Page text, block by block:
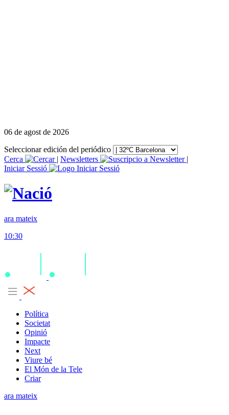
06 de agost de 2026
Seleccionar edición del periódico
Cerca
| Newsletters
|
Iniciar Sessió
ara mateix
10:30
Política
Societat
Opinió
Impacte
Next
Viure bé
El Món de la Tele
Criar
ara mateix